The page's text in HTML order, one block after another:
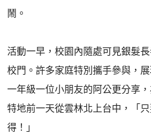
鬧。
活動一早，校園內隨處可見銀髮
校門。許多家庭特別攜手參與，
一年級一位小朋友的阿公更分享
特地前一天從雲林北上台中，「
得！」